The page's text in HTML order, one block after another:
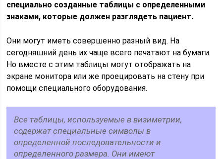
специально созданные таблицы с определенными
знаками, которые должен разглядеть пациент.
Они могут иметь совершенно разный вид. На
сегодняшний день их чаще всего печатают на бумаги.
Но вместе с этим таблицы могут отображать на
экране монитора или же проецировать на стену при
помощи специального оборудования.
Все таблицы, используемые в визиметрии,
содержат специальные символы в
определенной последовательности и
определенного размера. Они имеют